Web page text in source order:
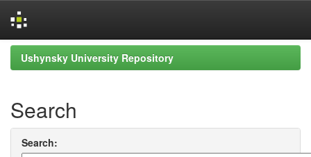
Skip
navigation
Ushynsky University Repository
Search
Search: